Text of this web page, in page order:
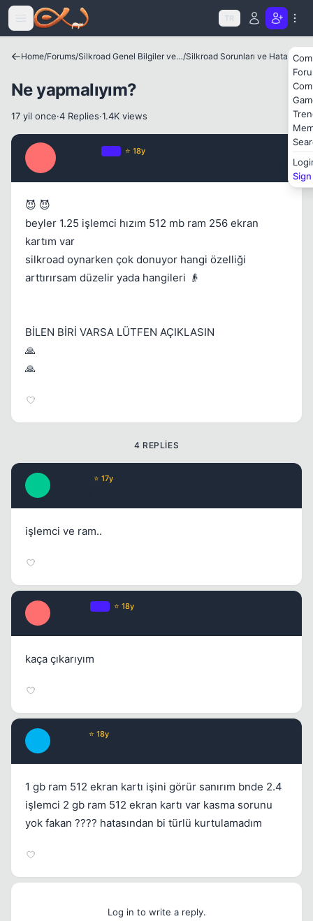
Icerige atla
TR
Home/Forums/ Silkroad Genel Bilgiler ve Update Bilgileri/Silkroad Sorunları ve Hataları
Ne yapmalıyım?
17 yil once·4 Replies·1.4K views
⭐ 18y
😈 😈
beyler 1.25 işlemci hızım 512 mb ram 256 ekran
kartım var
silkroad oynarken çok donuyor hangi özelliği
arttırırsam düzelir yada hangileri 👴
BİLEN BİRİ VARSA LÜTFEN AÇIKLASIN
🙏
🙏
4 REPLIES
⭐ 17y
işlemci ve ram..
⭐ 18y
kaça çıkarıyım
⭐ 18y
1 gb ram 512 ekran kartı işini görür sanırım bnde 2.4
işlemci 2 gb ram 512 ekran kartı var kasma sorunu
yok fakan ???? hatasından bi türlü kurtulamadım
Kapat
Log in to write a reply.